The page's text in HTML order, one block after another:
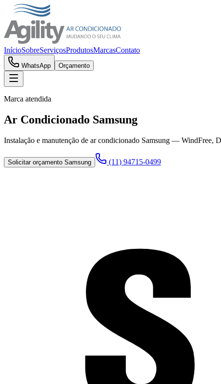
InícioSobreServiçosProdutosMarcasContato
WhatsApp Orçamento
Marca atendida
Ar Condicionado Samsung
Instalação e manutenção de ar condicionado Samsung —
Solicitar orçamento Samsung (11) 94715-0499